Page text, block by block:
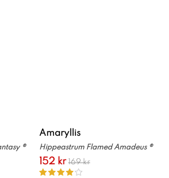
®
Amaryllis
Hippeastrum Flamed Amadeus ®
152 kr 169 kr